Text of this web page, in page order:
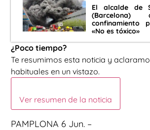
El alcalde de
(Barcelona)
confinamiento
«No es tóxico»
¿Poco tiempo?
Te resumimos esta noticia y
habituales en un vistazo.
Ver resumen de la noticia
PAMPLONA 6 Jun. –